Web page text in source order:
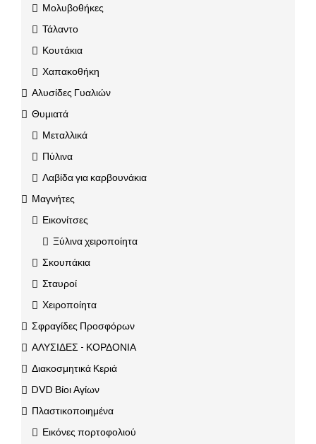
Μολυβοθήκες
Τάλαντο
Κουτάκια
Χαπακοθήκη
Αλυσίδες Γυαλιών
Θυμιατά
Μεταλλικά
Πύλινα
Λαβίδα για καρβουνάκια
Μαγνήτες
Εικονίτσες
Ξύλινα χειροποίητα
Σκουπάκια
Σταυροί
Χειροποίητα
Σφραγίδες Προσφόρων
ΑΛΥΣΙΔΕΣ - ΚΟΡΔΟΝΙΑ
Διακοσμητικά Κεριά
DVD Βίοι Αγίων
Πλαστικοποιημένα
Εικόνες πορτοφολιού